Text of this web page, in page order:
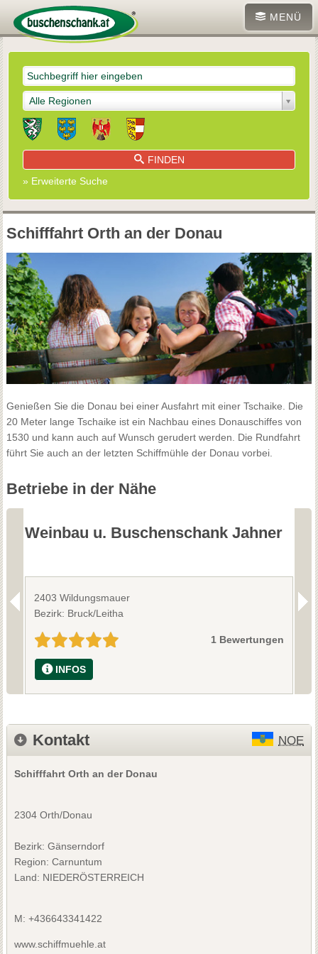
MENÜ
Alle Regionen
FINDEN
» Erweiterte Suche
Schifffahrt Orth an der Donau
Genießen Sie die Donau bei einer Ausfahrt mit einer Tschaike. Die
20 Meter lange Tschaike ist ein Nachbau eines Donauschiffes von
1530 und kann auch auf Wunsch gerudert werden. Die Rundfahrt
führt Sie auch an der letzten Schiffmühle der Donau vorbei.
Betriebe in der Nähe
Weinbau u. Buschenschank Jahner
2403 Wildungsmauer
Bezirk: Bruck/Leitha
1 Bewertungen
INFOS
Kontakt NOE
Schifffahrt Orth an der Donau
2304 Orth/Donau
Bezirk: Gänserndorf
Region: Carnuntum
Land: NIEDERÖSTERREICH
M: +436643341422
www.schiffmuehle.at